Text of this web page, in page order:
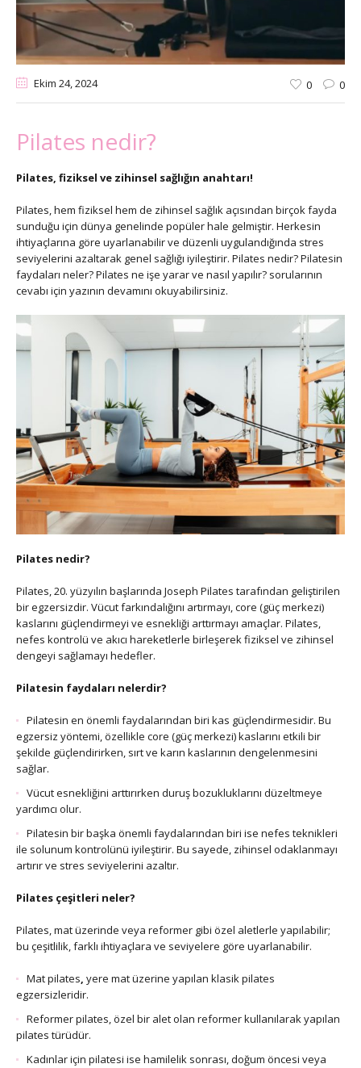
Ekim 24, 2024 0 0
Pilates nedir?
Pilates, fiziksel ve zihinsel sağlığın anahtarı!
Pilates, hem fiziksel hem de zihinsel sağlık açısından birçok fayda
sunduğu için dünya genelinde popüler hale gelmiştir. Herkesin
ihtiyaçlarına göre uyarlanabilir ve düzenli uygulandığında stres
seviyelerini azaltarak genel sağlığı iyileştirir. Pilates nedir? Pilatesin
faydaları neler? Pilates ne işe yarar ve nasıl yapılır? sorularının
cevabı için yazının devamını okuyabilirsiniz.
Pilates nedir?
Pilates, 20. yüzyılın başlarında Joseph Pilates tarafından geliştirilen
bir egzersizdir. Vücut farkındalığını artırmayı, core (güç merkezi)
kaslarını güçlendirmeyi ve esnekliği arttırmayı amaçlar. Pilates,
nefes kontrolü ve akıcı hareketlerle birleşerek fiziksel ve zihinsel
dengeyi sağlamayı hedefler.
Pilatesin faydaları nelerdir?
Pilatesin en önemli faydalarından biri kas güçlendirmesidir. Bu
egzersiz yöntemi, özellikle core (güç merkezi) kaslarını etkili bir
şekilde güçlendirirken, sırt ve karın kaslarının dengelenmesini
sağlar.
Vücut esnekliğini arttırırken duruş bozukluklarını düzeltmeye
yardımcı olur.
Pilatesin bir başka önemli faydalarından biri ise nefes teknikleri
ile solunum kontrolünü iyileştirir. Bu sayede, zihinsel odaklanmayı
artırır ve stres seviyelerini azaltır.
Pilates çeşitleri neler?
Pilates, mat üzerinde veya reformer gibi özel aletlerle yapılabilir;
bu çeşitlilik, farklı ihtiyaçlara ve seviyelere göre uyarlanabilir.
Mat pilates, yere mat üzerine yapılan klasik pilates
egzersizleridir.
Reformer pilates, özel bir alet olan reformer kullanılarak yapılan
pilates türüdür.
Kadınlar için pilatesi ise hamilelik sonrası, doğum öncesi veya